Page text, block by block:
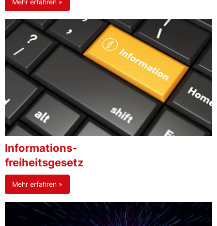
Informations-
freiheitsgesetz
Mehr erfahren »